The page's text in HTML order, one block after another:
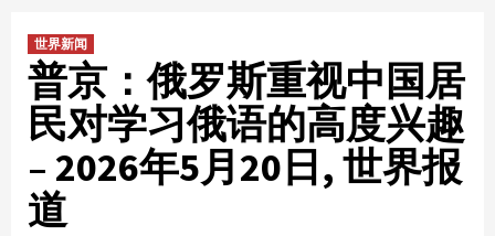
世界新闻
普京：俄罗斯重视中国居
民对学习俄语的高度兴趣
– 2026年5月20日, 世界报
道